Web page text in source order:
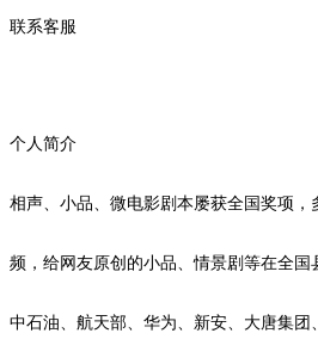
联系客服
个人简介
相声、小品、微电影剧本屡获全国奖项
频，给网友原创 的小品、情景剧等在全
中石油、航天部、华为、新安、大唐集团